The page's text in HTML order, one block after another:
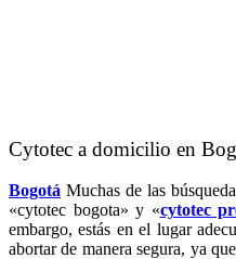
Cytotec a domicilio en
Bogotá Muchas de las
«cytotec bogota» y «cytotec
embargo, estás en el lugar
abortar de manera segura, ya